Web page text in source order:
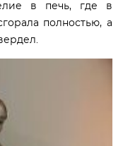
в печь, где в
полностью, а